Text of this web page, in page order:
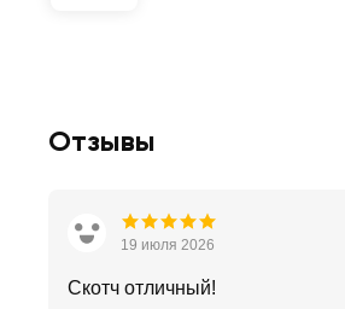
Отзывы
19 июля 2026
Скотч отличный!